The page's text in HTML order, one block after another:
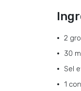
2
30
Sel
1